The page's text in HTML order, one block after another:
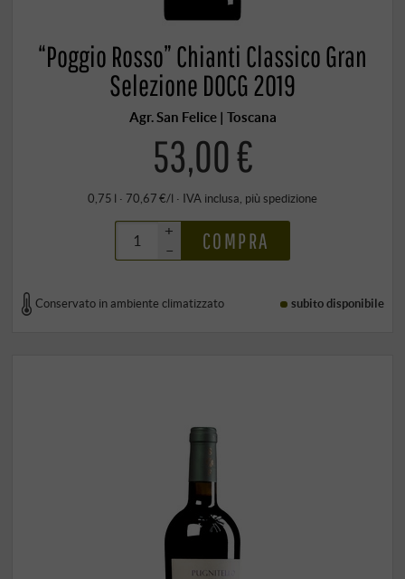
“Poggio Rosso” Chianti Classico Gran
Selezione DOCG 2019
Agr. San Felice | Toscana
53,00 €
0,75 l · 70,67 €/l · IVA inclusa , più spedizione
+
–
COMPRA
Conservato in ambiente climatizzato subito disponibile